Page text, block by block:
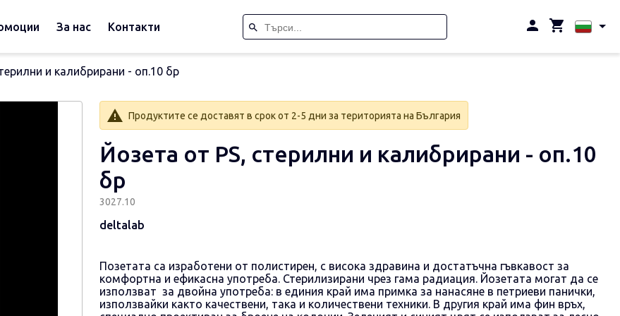
За нас Контакти
и калибрирани - оп.10 бр
Продуктите се доставят в срок от 2-5 дни за територията на България
Йозета от РS, стерилни и калибрирани - оп.10
бр
3027.10
deltalab
Позетата са изработени от полистирен, с висока здравина и достатъчна гъвкавост за
комфортна и ефикасна употреба. Стерилизирани чрез гама радиация. Йозетата могат да се
използват за двойна употреба: в единия край има примка за нанасяне в петриеви панички,
използвайки както качествени, така и количествени техники. В другия край има фин връх,